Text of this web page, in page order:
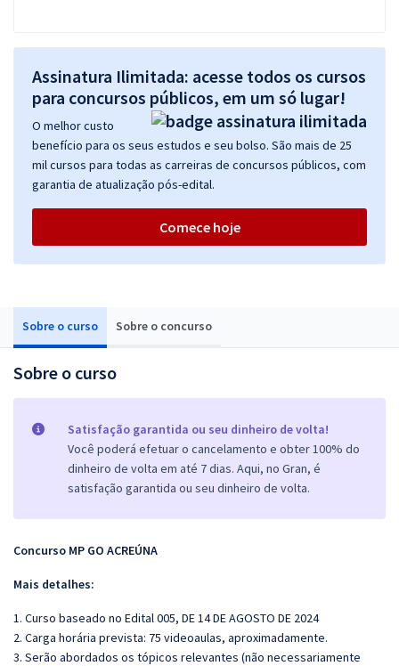
Sobre o curso Sobre o concurso
Sobre o curso
Satisfação garantida ou seu dinheiro de volta!
Você poderá efetuar o cancelamento e obter 100% do
dinheiro de volta em até 7 dias. Aqui, no Gran, é
satisfação garantida ou seu dinheiro de volta.
Concurso MP GO ACREÚNA
Mais detalhes:
1. Curso baseado no Edital 005, DE 14 DE AGOSTO DE 2024
2. Carga horária prevista: 75 videoaulas, aproximadamente.
3. Serão abordados os tópicos relevantes (não necessariamente
Assinatura Ilimitada: acesse todos os cursos
para concursos públicos, em um só lugar!
O melhor custo
benefício para os seus estudos e seu bolso. São mais de 25
mil cursos para todas as carreiras de concursos públicos, com
garantia de atualização pós-edital.
Comece hoje